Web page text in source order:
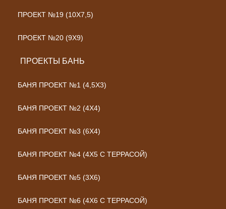
ПРОЕКТ №19 (10Х7,5)
ПРОЕКТ №20 (9Х9)
ПРОЕКТЫ БАНЬ
БАНЯ ПРОЕКТ №1 (4,5X3)
БАНЯ ПРОЕКТ №2 (4X4)
БАНЯ ПРОЕКТ №3 (6X4)
БАНЯ ПРОЕКТ №4 (4Х5 С ТЕРРАСОЙ)
БАНЯ ПРОЕКТ №5 (3Х6)
БАНЯ ПРОЕКТ №6 (4Х6 С ТЕРРАСОЙ)